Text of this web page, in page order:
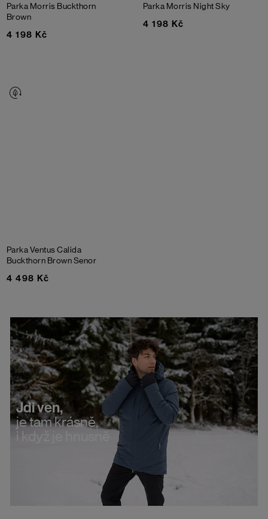
Parka Morris Buckthorn
Brown
4 198 Kč
Parka Morris Night Sky
4 198 Kč
Parka Ventus Calida
Buckthorn Brown Senor
4 498 Kč
Jdi ven,
je tam krásně,
i když je hnusně